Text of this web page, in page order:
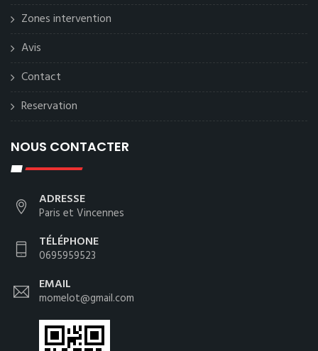
Zones intervention
Avis
Contact
Reservation
NOUS CONTACTER
ADRESSE
Paris et Vincennes
TÉLÉPHONE
0695959523
EMAIL
momelot@gmail.com